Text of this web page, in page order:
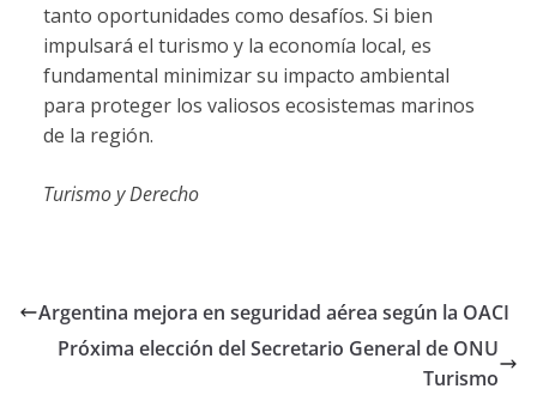
tanto oportunidades como desafíos. Si bien
impulsará el turismo y la economía local, es
fundamental minimizar su impacto ambiental
para proteger los valiosos ecosistemas marinos
de la región.
Turismo y Derecho
Argentina mejora en seguridad aérea según la OACI
Próxima elección del Secretario General de ONU
Turismo